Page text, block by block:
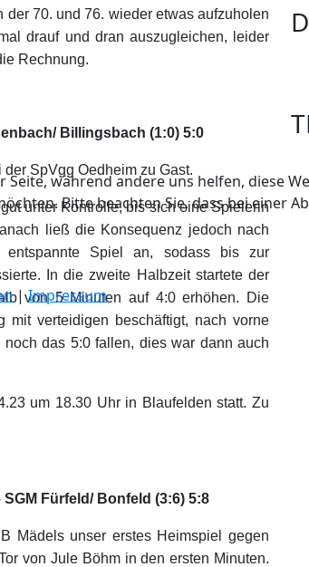
70. und 76. wieder etwas aufzuholen
drauf und dran auszugleichen, leider
Rechnung.
Billingsbach (1:0) 5:0
SpVgg Oedheim zu Gast.
unter Kontrolle, bis sich eine Spielerin
ließ die Konsequenz jedoch nach
Spiel an, sodass bis zur
In die zweite Halbzeit startete der
von 5 Minuten auf 4:0 erhöhen. Die
mit verteidigen beschäftigt, nach vorne
das 5:0 fallen, dies war dann auch
um 18.30 Uhr in Blaufelden statt. Zu
Fürfeld/ Bonfeld (3:6) 5:8
Mädels unser erstes Heimspiel gegen
von Jule Böhm in den ersten Minuten.
während andere uns helfen, diese
Bitte beachten Sie, dass bei einer
|Impressum